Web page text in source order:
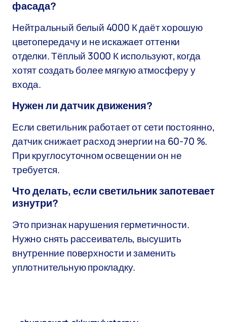
фасада?
Нейтральный белый 4000 К даёт хорошую
цветопередачу и не искажает оттенки
отделки. Тёплый 3000 К используют, когда
хотят создать более мягкую атмосферу у
входа.
Нужен ли датчик движения?
Если светильник работает от сети постоянно,
датчик снижает расход энергии на 60-70 %.
При круглосуточном освещении он не
требуется.
Что делать, если светильник запотевает
изнутри?
Это признак нарушения герметичности.
Нужно снять рассеиватель, высушить
внутренние поверхности и заменить
уплотнительную прокладку.